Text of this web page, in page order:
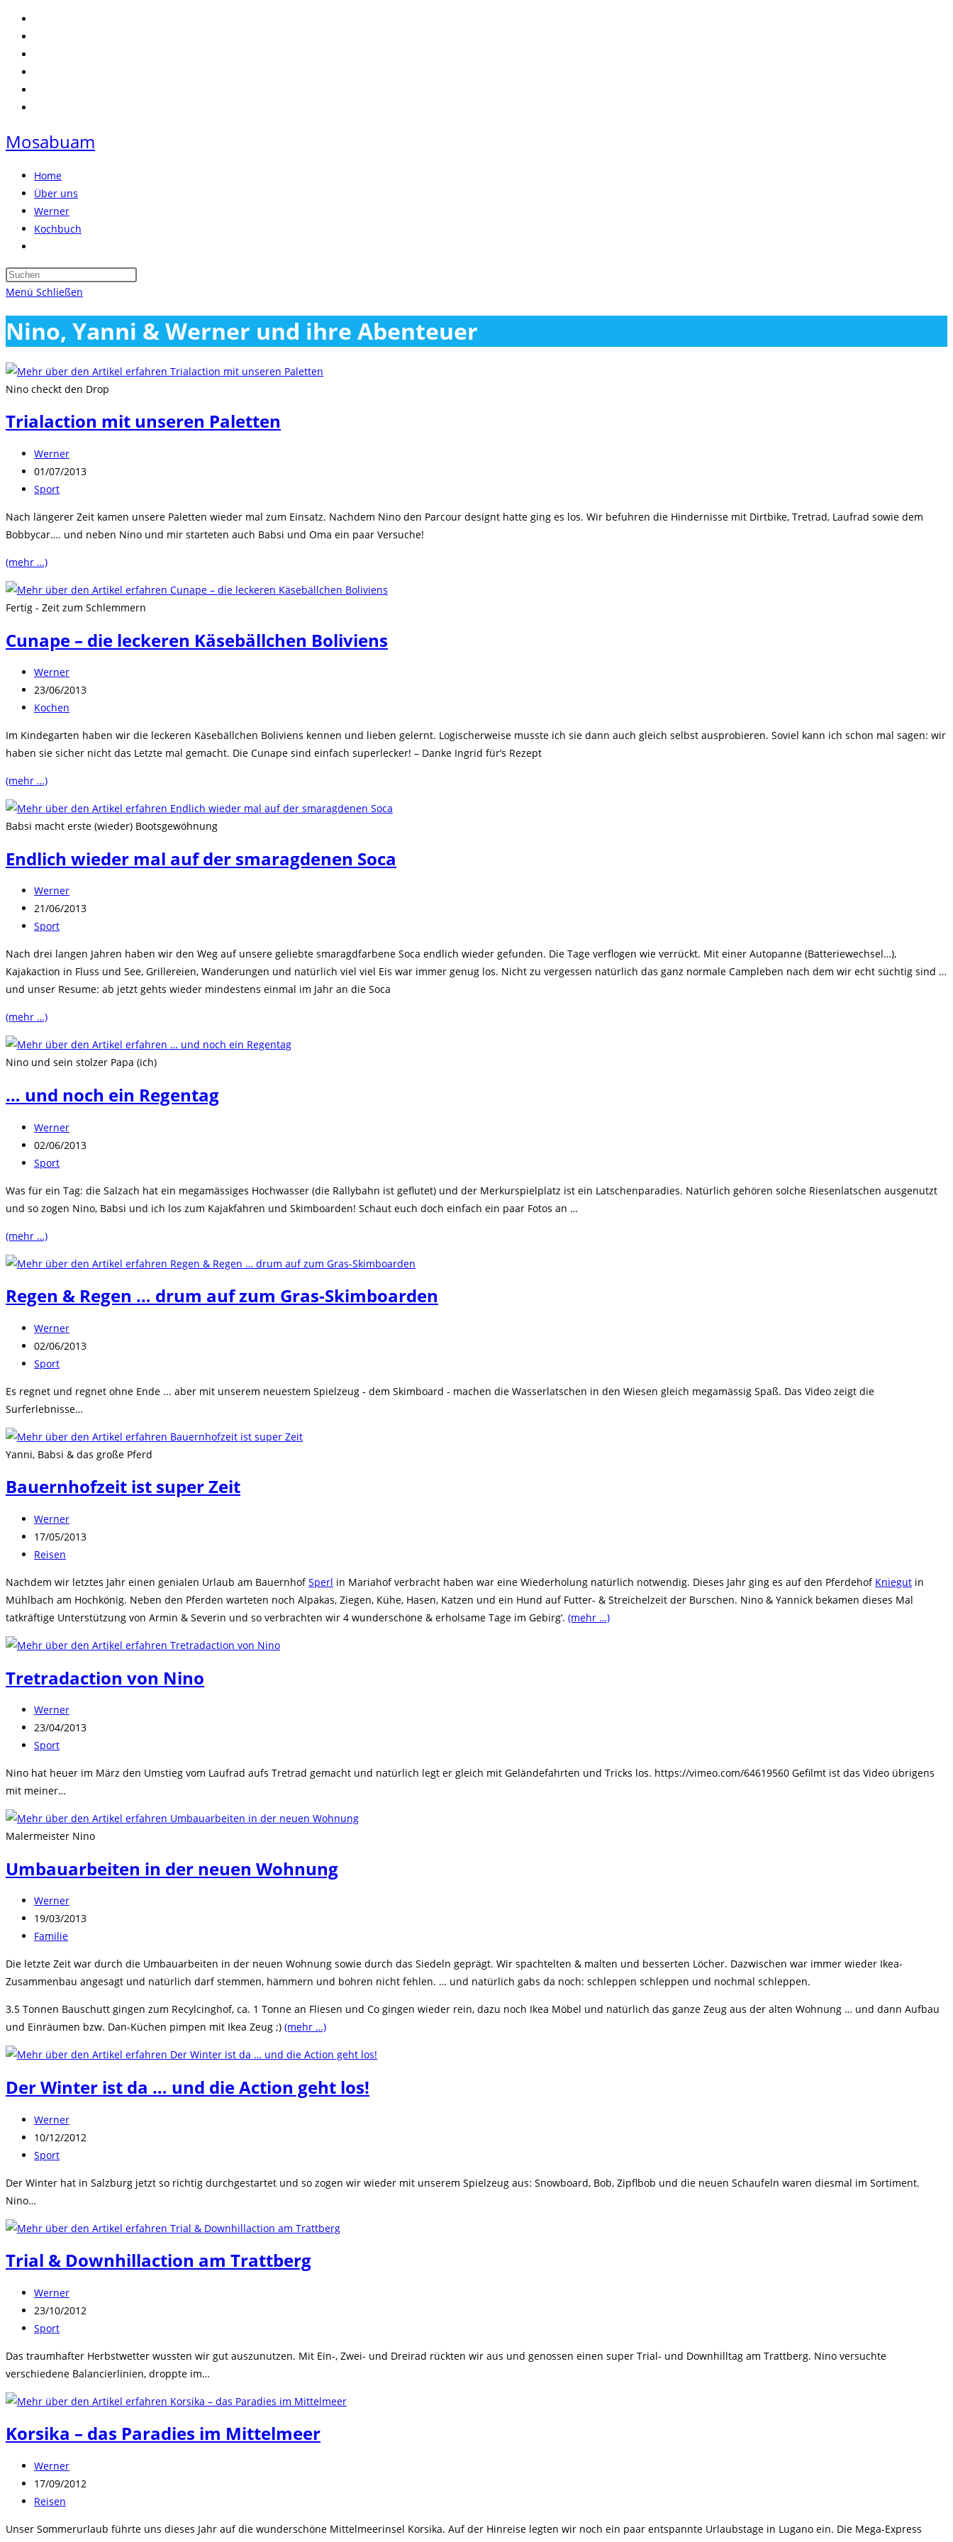
Zum
Inhalt
springen
Mosabuam
Home
Über uns
Werner
Kochbuch
umschalten
Press
close
the
panel.
Menü Schließen
Nino, Yanni & Werner und ihre Abenteuer
Nino checkt den Drop
Trialaction mit unseren Paletten
Beitrags-
Autor:
Werner
Beitrag
veröffentlicht:
01/07/2013
Beitrags-
Sport
Nach längerer Zeit kamen unsere Paletten wieder mal zum Einsatz. Nachdem Nino den Parcour designt hatte ging es los. Wir befuhren die Hindernisse mit Dirtbike, Tretrad, Laufrad sowie dem
Bobbycar…. und neben Nino und mir starteten auch Babsi und Oma ein paar Versuche!
(mehr …)
Fertig - Zeit zum Schlemmern
Cunape – die leckeren Käsebällchen Boliviens
Beitrags-
Autor:
Werner
Beitrag
veröffentlicht:
23/06/2013
Beitrags-
Kochen
Im Kindegarten haben wir die leckeren Käsebällchen Boliviens kennen und lieben gelernt. Logischerweise musste ich sie dann auch gleich selbst ausprobieren. Soviel kann ich schon mal sagen: wir
haben sie sicher nicht das Letzte mal gemacht. Die Cunape sind einfach superlecker! – Danke Ingrid für’s Rezept
(mehr …)
Babsi macht erste (wieder) Bootsgewöhnung
Endlich wieder mal auf der smaragdenen Soca
Beitrags-
Autor:
Werner
Beitrag
veröffentlicht:
21/06/2013
Beitrags-
Sport
Nach drei langen Jahren haben wir den Weg auf unsere geliebte smaragdfarbene Soca endlich wieder gefunden. Die Tage verflogen wie verrückt. Mit einer Autopanne (Batteriewechsel…),
Kajakaction in Fluss und See, Grillereien, Wanderungen und natürlich viel viel Eis war immer genug los. Nicht zu vergessen natürlich das ganz normale Campleben nach dem wir echt süchtig sind …
und unser Resume: ab jetzt gehts wieder mindestens einmal im Jahr an die Soca
(mehr …)
Nino und sein stolzer Papa (ich)
… und noch ein Regentag
Beitrags-
Autor:
Werner
Beitrag
veröffentlicht:
02/06/2013
Beitrags-
Sport
Was für ein Tag: die Salzach hat ein megamässiges Hochwasser (die Rallybahn ist geflutet) und der Merkurspielplatz ist ein Latschenparadies. Natürlich gehören solche Riesenlatschen ausgenutzt
und so zogen Nino, Babsi und ich los zum Kajakfahren und Skimboarden! Schaut euch doch einfach ein paar Fotos an …
(mehr …)
Regen & Regen … drum auf zum Gras-Skimboarden
Beitrags-
Autor:
Werner
Beitrag
veröffentlicht:
02/06/2013
Beitrags-
Sport
Es regnet und regnet ohne Ende ... aber mit unserem neuestem Spielzeug - dem Skimboard - machen die Wasserlatschen in den Wiesen gleich megamässig Spaß. Das Video zeigt die
Surferlebnisse…
Yanni, Babsi & das große Pferd
Bauernhofzeit ist super Zeit
Beitrags-
Autor:
Werner
Beitrag
veröffentlicht:
17/05/2013
Beitrags-
Reisen
Nachdem wir letztes Jahr einen genialen Urlaub am BauernhofSperl in Mariahof verbracht haben war eine Wiederholung natürlich notwendig. Dieses Jahr ging es auf den Pferdehof Kniegut in
Mühlbach am Hochkönig. Neben den Pferden warteten noch Alpakas, Ziegen, Kühe, Hasen, Katzen und ein Hund auf Futter- & Streichelzeit der Burschen. Nino & Yannick bekamen dieses Mal
tatkräftige Unterstützung von Armin & Severin und so verbrachten wir 4 wunderschöne & erholsame Tage im Gebirg‘. (mehr …)
Tretradaction von Nino
Beitrags-
Autor:
Werner
Beitrag
veröffentlicht:
23/04/2013
Beitrags-
Sport
Nino hat heuer im März den Umstieg vom Laufrad aufs Tretrad gemacht und natürlich legt er gleich mit Geländefahrten und Tricks los. https://vimeo.com/64619560 Gefilmt ist das Video übrigens
mit meiner…
Malermeister Nino
Umbauarbeiten in der neuen Wohnung
Beitrags-
Autor:
Werner
Beitrag
veröffentlicht:
19/03/2013
Beitrags-
Familie
Die letzte Zeit war durch die Umbauarbeiten in der neuen Wohnung sowie durch das Siedeln geprägt. Wir spachtelten & malten und besserten Löcher. Dazwischen war immer wieder Ikea-
Zusammenbau angesagt und natürlich darf stemmen, hämmern und bohren nicht fehlen. … und natürlich gabs da noch: schleppen schleppen und nochmal schleppen.
3.5 Tonnen Bauschutt gingen zum Recylcinghof, ca. 1 Tonne an Fliesen und Co gingen wieder rein, dazu noch Ikea Möbel und natürlich das ganze Zeug aus der alten Wohnung … und dann Aufbau
und Einräumen bzw. Dan-Küchen pimpen mit Ikea Zeug ;) (mehr …)
Der Winter ist da … und die Action geht los!
Beitrags-
Autor:
Werner
Beitrag
veröffentlicht:
10/12/2012
Beitrags-
Sport
Der Winter hat in Salzburg jetzt so richtig durchgestartet und so zogen wir wieder mit unserem Spielzeug aus: Snowboard, Bob, Zipflbob und die neuen Schaufeln waren diesmal im Sortiment.
Nino…
Trial & Downhillaction am Trattberg
Beitrags-
Autor:
Werner
Beitrag
veröffentlicht:
23/10/2012
Beitrags-
Sport
Das traumhafter Herbstwetter wussten wir gut auszunutzen. Mit Ein-, Zwei- und Dreirad rückten wir aus und genossen einen super Trial- und Downhilltag am Trattberg. Nino versuchte
verschiedene Balancierlinien, droppte im…
Korsika – das Paradies im Mittelmeer
Beitrags-
Autor:
Werner
Beitrag
veröffentlicht:
17/09/2012
Beitrags-
Reisen
Unser Sommerurlaub führte uns dieses Jahr auf die wunderschöne Mittelmeerinsel Korsika. Auf der Hinreise legten wir noch ein paar entspannte Urlaubstage in Lugano ein. Die Mega-Express